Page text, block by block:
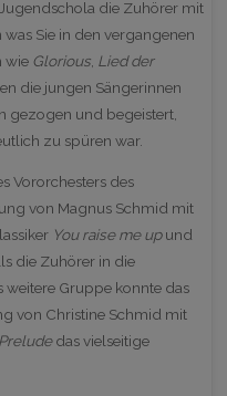
die Zuhörer mit
Sie in den vergangenen
wie Glorious, Lied der
die jungen Sängerinnen
gezogen und begeistert,
zu spüren war.
Vororchesters des
von Magnus Schmid mit
You raise me upund
die Zuhörer in die
Gruppe konnte das
von Christine Schmid mit
Preludedas vielseitige